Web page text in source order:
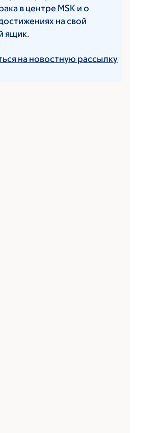
в центре MSK и о
на свой
ящик.
на новостную рассылку